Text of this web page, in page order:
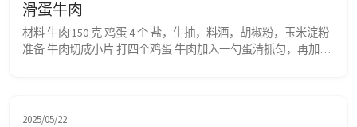
滑蛋牛肉
材料 牛肉 150 克 鸡蛋 4 个 盐，生抽，料酒，胡椒粉，玉米淀粉
准备 牛肉切成小片 打四个鸡蛋 牛肉加入一勺蛋清抓匀，再加入
仅利用余温将牛肉炒熟。然后捞出...
2025/05/22